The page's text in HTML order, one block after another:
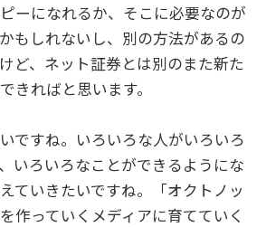
ーになれるか、そこに必要なのが
もしれないし、別の方法があるの
ど、ネット証券とは別のまた新た
きればと思います。
ですね。いろいろな人がいろいろ
いろいろなことができるようにな
ていきたいですね。「オクトノッ
作っていくメディアに育てていく